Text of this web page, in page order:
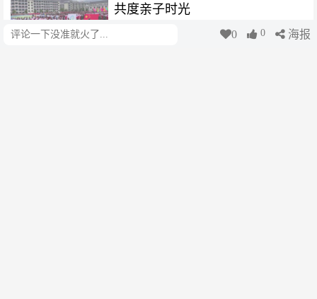
评论 0 0 海报
共度亲子时光
2023-05-17